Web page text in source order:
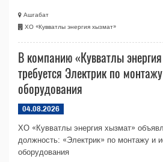
Ашгабат
ХО «Кувватлы энергия хызмат»
В компанию «Кувватлы
требуется Электрик по
оборудования
04.08.2026
ХО «Кувватлы энергия хызмат»
должность: «Электрик» по монтажу и
оборудования